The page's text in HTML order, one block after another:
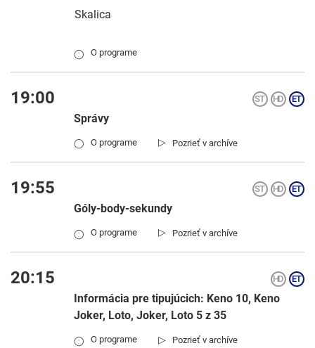
Skalica
◯ O programe
19:00
Správy
▷ Pozrieť v archíve
◯ O programe
19:55
Góly-body-sekundy
▷ Pozrieť v archíve
◯ O programe
20:15
Informácia pre tipujúcich: Keno 10, Keno
Joker, Loto, Joker, Loto 5 z 35
▷ Pozrieť v archíve
◯ O programe